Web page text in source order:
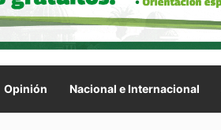
Opinión Nacional e Internacional